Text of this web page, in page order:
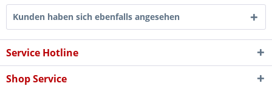
Kunden haben sich ebenfalls angesehen
Service Hotline
Shop Service